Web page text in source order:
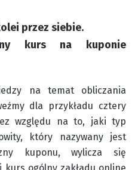
przez siebie.
kurs na kuponie
na temat obliczania
dla przykładu cztery
względu na to, jaki typ
który nazywany jest
kuponu, wylicza się